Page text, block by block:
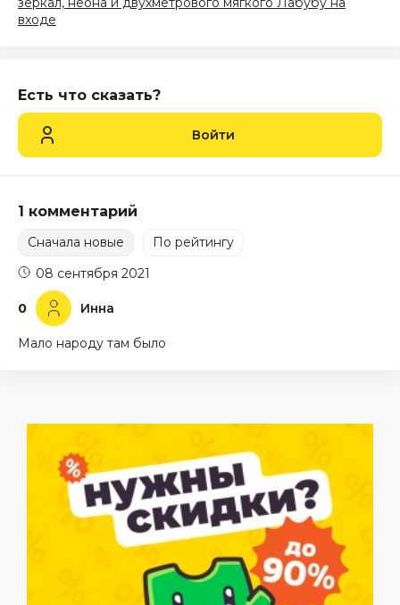
входе
Есть что сказать?
Войти
1 комментарий
Сначала новые По рейтингу
0 Инна
08 сентября 2021
Мало народу там было